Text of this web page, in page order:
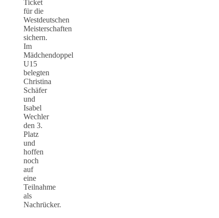
Ticket
für die
Westdeutschen
Meisterschaften
sichern.
Im
Mädchendoppel
U15
belegten
Christina
Schäfer
und
Isabel
Wechler
den 3.
Platz
und
hoffen
noch
auf
eine
Teilnahme
als
Nachrücker.